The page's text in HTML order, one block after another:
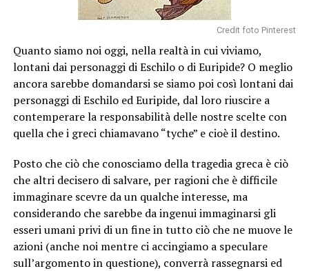
Credit foto Pinterest
Quanto siamo noi oggi, nella realtà in cui viviamo,
lontani dai personaggi di Eschilo o di Euripide? O meglio
ancora sarebbe domandarsi se siamo poi così lontani dai
personaggi di Eschilo ed Euripide, dal loro riuscire a
contemperare la responsabilità delle nostre scelte con
quella che i greci chiamavano “tyche” e cioè il destino.
Posto che ciò che conosciamo della tragedia greca è ciò
che altri decisero di salvare, per ragioni che è difficile
immaginare scevre da un qualche interesse, ma
considerando che sarebbe da ingenui immaginarsi gli
esseri umani privi di un fine in tutto ciò che ne muove le
azioni (anche noi mentre ci accingiamo a speculare
sull’argomento in questione), converrà rassegnarsi ed